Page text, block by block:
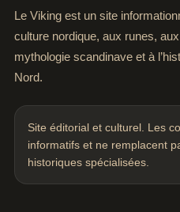
Le Viking est un site
culture nordique, aux runes,
mythologie scandinave et à
Nord.
Site éditorial et culturel. Les
informatifs et ne remplacent
historiques spécialisées.